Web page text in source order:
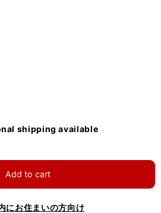
shipping available
Add to cart
にお住まいの方向け